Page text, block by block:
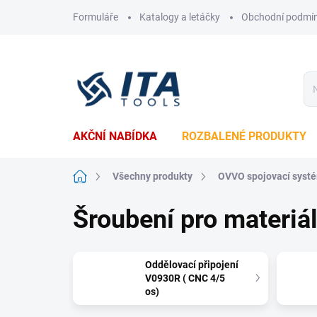
Formuláře Katalogy a letáčky Obchodní
AKČNÍ NABÍDKA ROZBALENÉ PRODUKTY
Domů Všechny produkty OVVO spojovací
Šroubení pro
Oddělovací připojení
V0930R ( CNC 4/5
os)